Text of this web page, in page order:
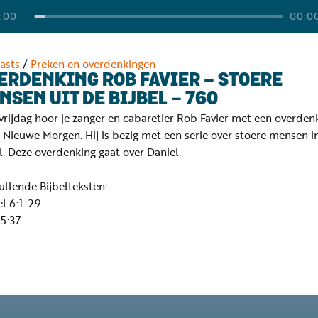
/ Preken en overdenkingen
ROB FAVIER - STOERE
UIT DE BIJBEL - 760
hoor je zanger en cabaretier Rob Favier met een
Nieuwe Morgen. Hij is bezig met een serie over stoere mensen
Deze overdenking gaat over Daniel.
Bijbelteksten:
6:1-29